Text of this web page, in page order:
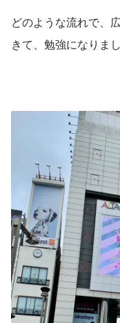
どのような流れで、
きて、勉強になりまし